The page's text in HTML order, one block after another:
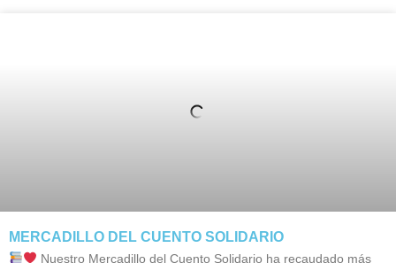
MERCADILLO DEL CUENTO SOLIDARIO
Nuestro Mercadillo del Cuento Solidario ha recaudado más